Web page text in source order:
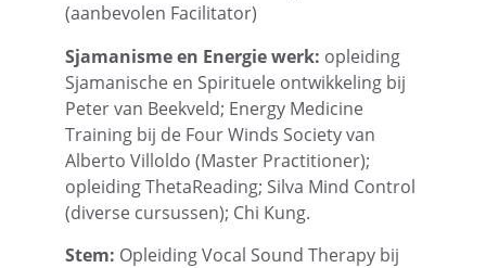
(aanbevolen Facilitator)
Sjamanisme en Energie werk: opleiding
Sjamanische en Spirituele ontwikkeling bij
Peter van Beekveld; Energy Medicine
Training bij de Four Winds Society van
Alberto Villoldo (Master Practitioner);
opleiding ThetaReading; Silva Mind Control
(diverse cursussen); Chi Kung.
Stem: Opleiding Vocal Sound Therapy bij